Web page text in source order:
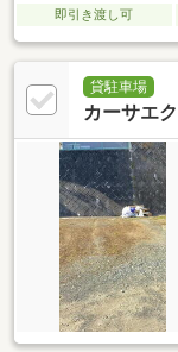
即引き渡し可
貸駐車場
カーサエ